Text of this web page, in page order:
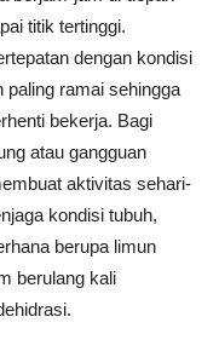
titik tertinggi.
dengan kondisi
paling ramai sehingga
bekerja. Bagi
atau gangguan
aktivitas sehari-
kondisi tubuh,
berupa limun
berulang kali